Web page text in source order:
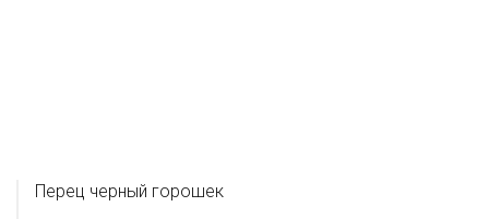
Перец черный горошек